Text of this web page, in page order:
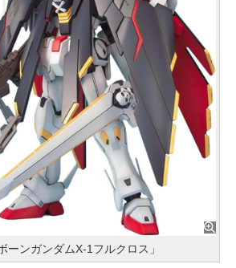
ーンガンダムX-1フルクロス」